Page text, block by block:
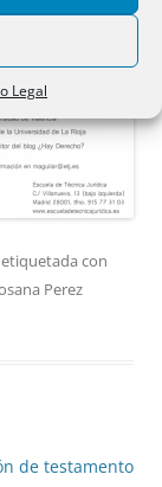
Legal
con
Perez
de testamento